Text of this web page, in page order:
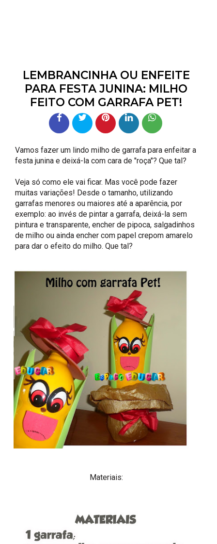
LEMBRANCINHA OU ENFEITE
PARA FESTA JUNINA: MILHO
FEITO COM GARRAFA PET!
Vamos fazer um lindo milho de garrafa para enfeitar a
festa junina e deixá-la com cara de "roça"? Que tal?
Veja só como ele vai ficar. Mas você pode fazer
muitas variações! Desde o tamanho, utilizando
garrafas menores ou maiores até a aparência, por
exemplo: ao invés de pintar a garrafa, deixá-la sem
pintura e transparente, encher de pipoca, salgadinhos
de milho ou ainda encher com papel crepom amarelo
para dar o efeito do milho. Que tal?
Materiais: